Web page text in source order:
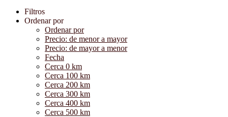
Filtros
Ordenar por
Ordenar por
Precio: de menor a mayor
Precio: de mayor a menor
Fecha
Cerca 0 km
Cerca 100 km
Cerca 200 km
Cerca 300 km
Cerca 400 km
Cerca 500 km